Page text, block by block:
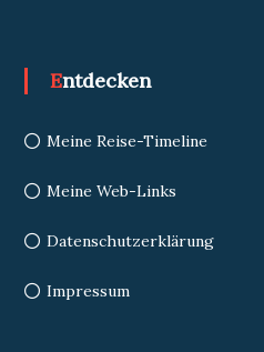
Entdecken
Meine Reise-Timeline
Meine Web-Links
Datenschutzerklärung
Impressum